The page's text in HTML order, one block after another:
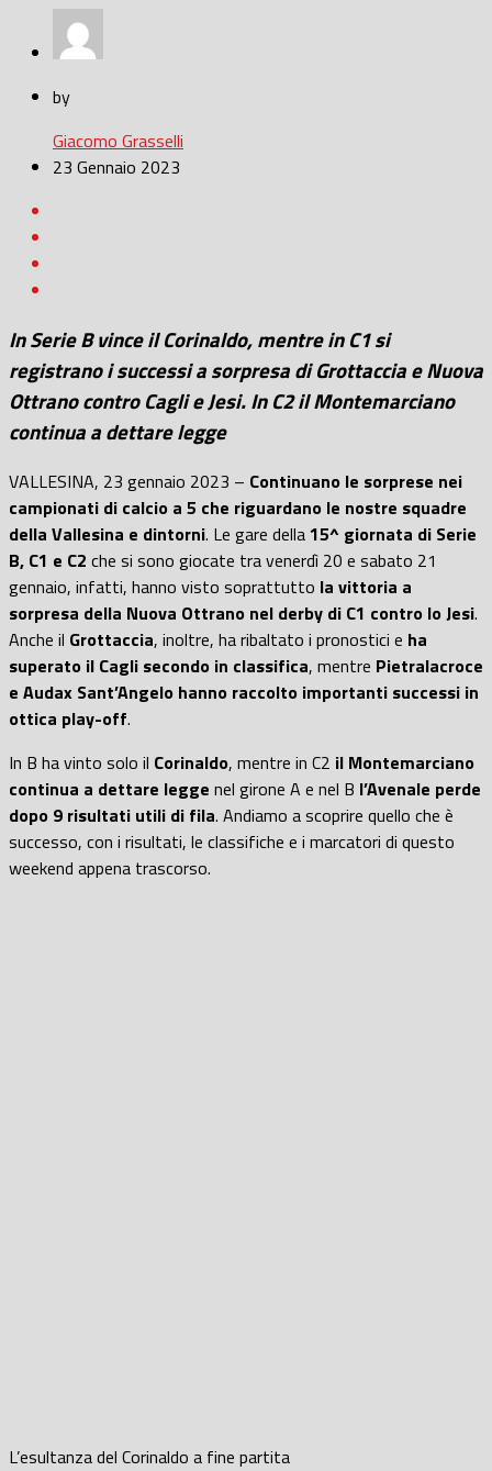
by
Giacomo Grasselli
23 Gennaio 2023
In Serie B vince il Corinaldo, mentre in C1 si
registrano i successi a sorpresa di Grottaccia e Nuova
Ottrano contro Cagli e Jesi. In C2 il Montemarciano
continua a dettare legge
VALLESINA, 23 gennaio 2023 – Continuano le sorprese nei
campionati di calcio a 5 che riguardano le nostre squadre
della Vallesina e dintorni. Le gare della15^ giornata di Serie
B, C1 e C2 che si sono giocate tra venerdì 20 e sabato 21
gennaio, infatti, hanno visto soprattutto la vittoria a
sorpresa della Nuova Ottrano nel derby di C1 contro lo Jesi.
Anche il Grottaccia, inoltre, ha ribaltato i pronostici e ha
superato il Cagli secondo in classifica, mentre Pietralacroce
e Audax Sant’Angelo hanno raccolto importanti successi in
ottica play-off.
In B ha vinto solo il Corinaldo, mentre in C2 il Montemarciano
continua a dettare legge nel girone A e nel B l’Avenale perde
dopo 9 risultati utili di fila. Andiamo a scoprire quello che è
successo, con i risultati, le classifiche e i marcatori di questo
weekend appena trascorso.
L’esultanza del Corinaldo a fine partita